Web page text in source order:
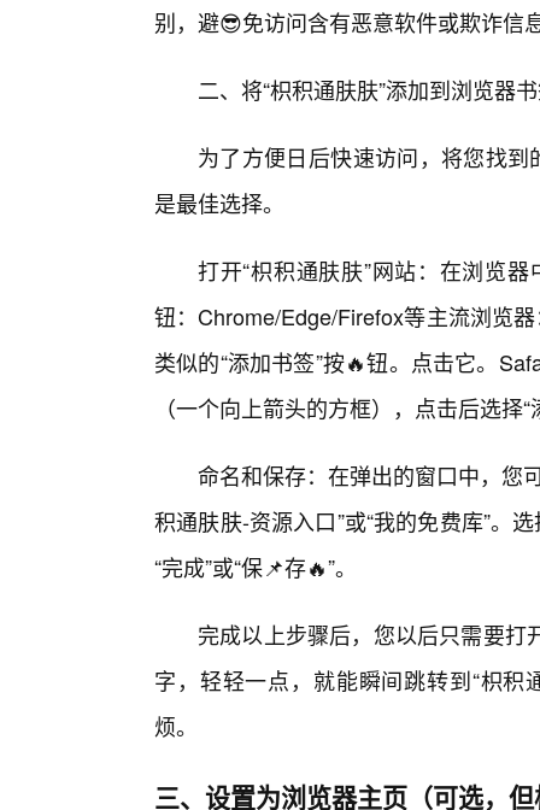
别，避😎免访问含有恶意软件或欺诈信
二、将“枳积通肤肤”添加到浏览器
为了方便日后快速访问，将您找到
是最佳选择。
打开“枳积通肤肤”网站：在浏览
钮：Chrome/Edge/Firefox等主流浏览
类似的“添加书签”按🔥钮。点击它。
（一个向上箭头的方框），点击后选择
命名和保存：在弹出的窗口中，您
积通肤肤-资源入口”或“我的免费库”。
“完成”或“保📌存🔥”。
完成以上步骤后，您以后只需要
字，轻轻一点，就能瞬间跳转到“枳
烦。
三、设置为浏览器主页（可选，